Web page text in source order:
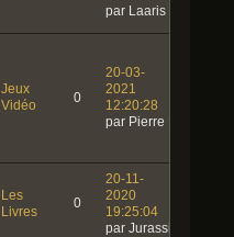
par Laaris
Jeux
Vidéo
0
20-03-
2021
12:20:28
par Pierre Mazzello
Les
Livres
0
20-11-
2020
19:25:04
par Jurassic Allan